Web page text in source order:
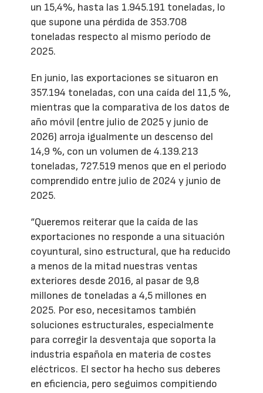
un 15,4%, hasta las 1.945.191 toneladas, lo
que supone una pérdida de 353.708
toneladas respecto al mismo período de
2025.
En junio, las exportaciones se situaron en
357.194 toneladas, con una caída del 11,5 %,
mientras que la comparativa de los datos de
año móvil (entre julio de 2025 y junio de
2026) arroja igualmente un descenso del
14,9 %, con un volumen de 4.139.213
toneladas, 727.519 menos que en el periodo
comprendido entre julio de 2024 y junio de
2025.
“Queremos reiterar que la caída de las
exportaciones no responde a una situación
coyuntural, sino estructural, que ha reducido
a menos de la mitad nuestras ventas
exteriores desde 2016, al pasar de 9,8
millones de toneladas a 4,5 millones en
2025. Por eso, necesitamos también
soluciones estructurales, especialmente
para corregir la desventaja que soporta la
industria española en materia de costes
eléctricos. El sector ha hecho sus deberes
en eficiencia, pero seguimos compitiendo